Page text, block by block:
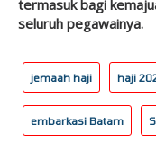
termasuk bagi
seluruh pegawainya.
jemaah haji haji
embarkasi Batam